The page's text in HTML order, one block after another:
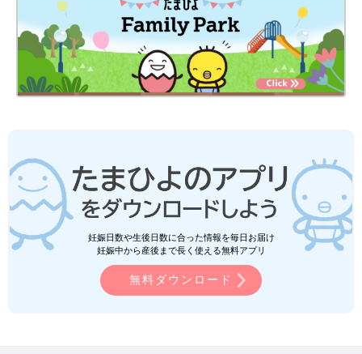
妊娠日数や生後日数に合った情報を毎日お届け
妊娠中から産後まで長く使える無料アプリ
無料ダウンロード